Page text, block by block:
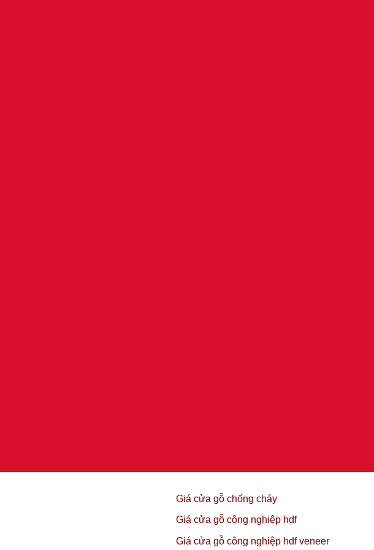
Giá cửa gỗ chống cháy
Giá cửa gỗ công nghiệp hdf
Giá cửa gỗ công nghiệp hdf veneer